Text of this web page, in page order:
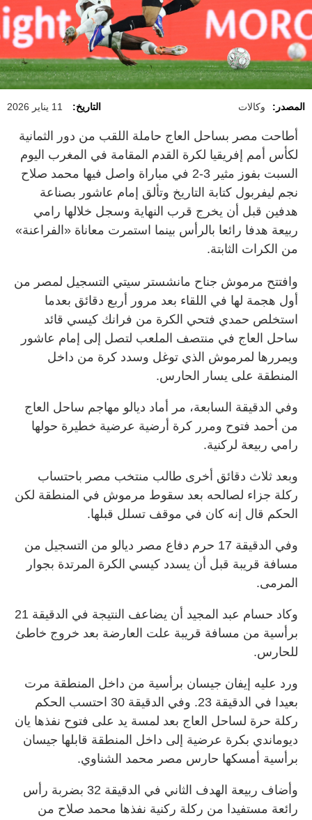
المصدر: وكالات التاريخ: 11 يناير 2026
أطاحت مصر بساحل العاج حاملة اللقب من دور الثمانية
لكأس أمم إفريقيا لكرة ⁠القدم المقامة في المغرب اليوم
السبت بفوز مثير 3-2 في مباراة واصل فيها محمد صلاح
نجم ليفربول كتابة ‌التاريخ وتألق إمام عاشور بصناعة
هدفين قبل أن يخرج قرب النهاية وسجل خلالها رامي
ربيعة هدفا رائعا بالرأس بينما استمرت معاناة «الفراعنة»
من الكرات الثابتة.
وافتتح مرموش جناح مانشستر سيتي التسجيل لمصر من
أول هجمة لها في اللقاء بعد مرور أربع دقائق بعدما
استخلص حمدي فتحي الكرة من فرانك كيسي قائد
ساحل العاج في منتصف الملعب لتصل إلى إمام عاشور
ويمررها لمرموش الذي توغل وسدد كرة من داخل
المنطقة على يسار الحارس.
وفي الدقيقة السابعة، مر ⁠أماد ديالو مهاجم ساحل العاج
من أحمد فتوح ومرر كرة أرضية عرضية خطيرة حولها
رامي ربيعة لركنية.
وبعد ثلاث دقائق أخرى طالب منتخب مصر باحتساب
ركلة جزاء لصالحه بعد سقوط مرموش في المنطقة لكن
الحكم قال إنه كان في موقف تسلل قبلها.
وفي الدقيقة 17 حرم دفاع مصر ديالو من التسجيل من
مسافة قريبة قبل أن ⁠يسدد كيسي الكرة المرتدة بجوار
المرمى.
وكاد حسام عبد المجيد أن يضاعف النتيجة في الدقيقة 21
برأسية من مسافة قريبة علت العارضة بعد خروج خاطئ
للحارس.
ورد عليه إيفان جيسان برأسية من داخل المنطقة مرت
بعيدا في الدقيقة 23. وفي الدقيقة 30 احتسب الحكم
ركلة حرة لساحل العاج بعد لمسة يد على فتوح نفذها يان
ديوماندي بكرة ​عرضية إلى داخل المنطقة قابلها جيسان
برأسية أمسكها حارس مصر محمد الشناوي.
وأضاف ربيعة الهدف الثاني في الدقيقة ​32 بضربة رأس
رائعة مستفيدا من ركلة ركنية ​نفذها محمد صلاح من